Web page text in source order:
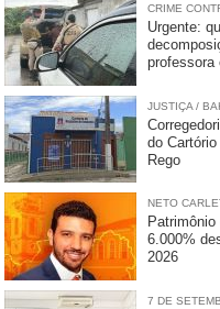
CRIME
Urgente:
professora
JUSTIÇA /
do
Rego
NETO
6.000%
2026
7 DE